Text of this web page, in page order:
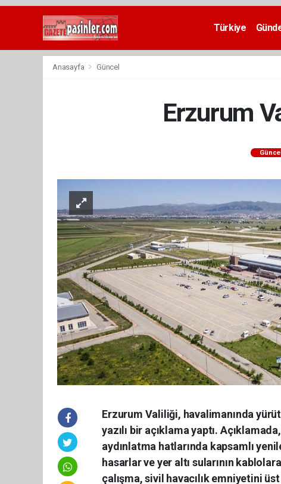
Deneme
Türkiye
Anasayfa Güncel
Erzurum
Erzurum Valiliği, havalimanında
yazılı bir açıklama yaptı.
aydınlatma hatlarında kapsamlı
hasarlar ve yer altı sularının
çalışma, sivil havacılık emniyetini